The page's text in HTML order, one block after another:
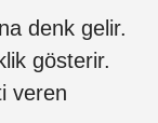
denk gelir.
gösterir.
veren